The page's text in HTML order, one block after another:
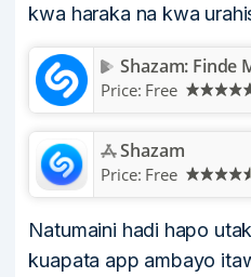
kwa haraka na kwa
Shazam: Finde
Price: Free
Shazam
Price: Free
Natumaini hadi hapo
kuapata app ambayo